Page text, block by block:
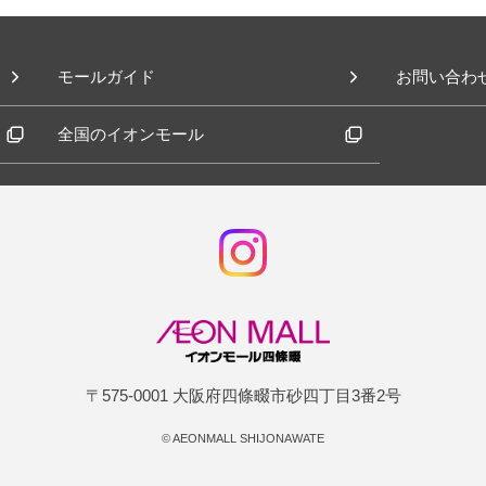
モールガイド お問い合わ
全国のイオンモール
〒575-0001 大阪府四條畷市砂四丁目3番2号
©AEONMALL SHIJONAWATE